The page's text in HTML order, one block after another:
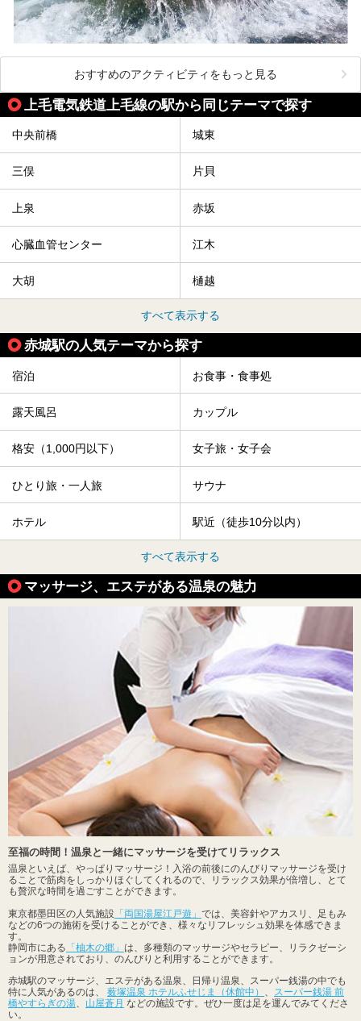
おすすめのアクティビティをもっと見る
上毛電気鉄道上毛線の駅から同じテーマで探す
中央前橋 城東
三俣 片貝
上泉 赤坂
心臓血管センター 江木
大胡 樋越
すべて表示する
赤城駅の人気テーマから探す
宿泊 お食事・食事処
露天風呂 カップル
格安（1,000円以下） 女子旅・女子会
ひとり旅・一人旅 サウナ
ホテル 駅近（徒歩10分以内）
すべて表示する
マッサージ、エステがある温泉の魅力
至福の時間！温泉と一緒にマッサージを受けてリラックス
温泉といえば、やっぱりマッサージ！入浴の前後にのんびりマッサージを受け
ることで筋肉をしっかりほぐしてくれるので、リラックス効果が倍増し、とて
も贅沢な時間を過ごすことができます。
東京都墨田区の人気施設 「両国湯屋江戸遊」 では、美容針やアカスリ、足もみ
などの6つの施術を受けることができ、様々なリフレッシュ効果を体感できま
す。
静岡市にある 「柚木の郷」 は、多種類のマッサージやセラピー、リラクゼーシ
ョンが用意されており、のんびりと利用することができます。
赤城駅のマッサージ、エステがある温泉、日帰り温泉、スーパー銭湯の中でも
特に人気があるのは、 薮塚温泉 ホテルふせじま（休館中）
スーパー銭湯 前
橋やすらぎの湯
山屋蒼月 などの施設です。ぜひ一度は足を運んでみてくださ
い。